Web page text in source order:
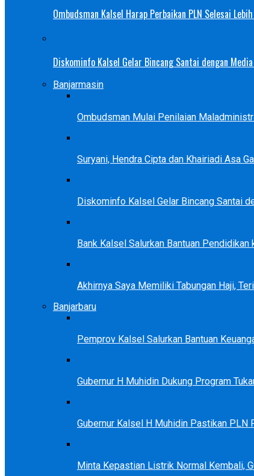
Ombudsman Kalsel Harap Perbaikan PLN Selesai
Diskominfo Kalsel Gelar Bincang Santai dengan
Banjarmasin
Ombudsman Mulai Penilaian
Suryani, Hendra Cipta dan Khairiadi Asa
Diskominfo Kalsel Gelar Bincang Santai
Bank Kalsel Salurkan Bantuan
Akhirnya Saya Memiliki Tabungan Haji,
Banjarbaru
Pemprov Kalsel Salurkan Bantuan
Gubernur H Muhidin Dukung Program
Gubernur Kalsel H Muhidin Pastikan PLN
Minta Kepastian Listrik Normal Kembali,